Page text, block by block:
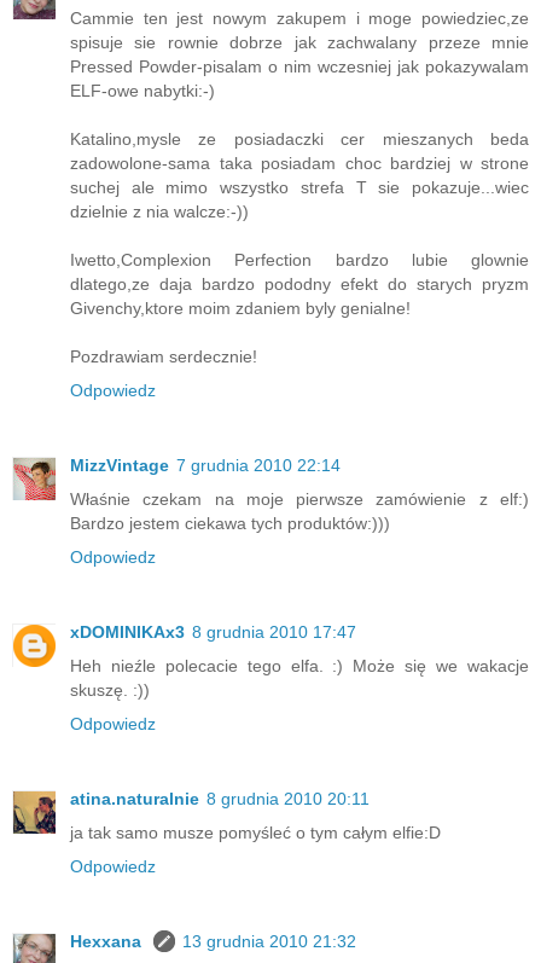
Cammie ten jest nowym zakupem i moge powiedziec,ze
spisuje sie rownie dobrze jak zachwalany przeze mnie
Pressed Powder-pisalam o nim wczesniej jak pokazywalam
ELF-owe nabytki:-)
Katalino,mysle ze posiadaczki cer mieszanych beda
zadowolone-sama taka posiadam choc bardziej w strone
suchej ale mimo wszystko strefa T sie pokazuje...wiec
dzielnie z nia walcze:-))
Iwetto,Complexion Perfection bardzo lubie glownie
dlatego,ze daja bardzo pododny efekt do starych pryzm
Givenchy,ktore moim zdaniem byly genialne!
Pozdrawiam serdecznie!
Odpowiedz
MizzVintage 7 grudnia 2010 22:14
Właśnie czekam na moje pierwsze zamówienie z elf:)
Bardzo jestem ciekawa tych produktów:)))
Odpowiedz
xDOMINIKAx3 8 grudnia 2010 17:47
Heh nieźle polecacie tego elfa. :) Może się we wakacje
skuszę. :))
Odpowiedz
atina.naturalnie 8 grudnia 2010 20:11
ja tak samo musze pomyśleć o tym całym elfie:D
Odpowiedz
Hexxana
13 grudnia 2010 21:32